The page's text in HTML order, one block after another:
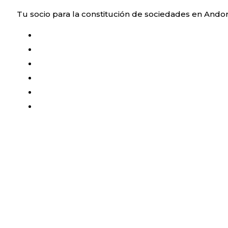
Saltar
contenido
Tu socio para la constitución de sociedades en